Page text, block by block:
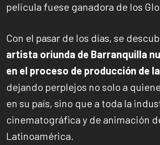
película fuese ganadora de los
Con el pasar de los días, se
artista oriunda de Barranquilla
en el proceso de producción de
dejando perplejos no solo a
en su país, sino que a toda la
cinematográfica y de animación
Latinoamérica.